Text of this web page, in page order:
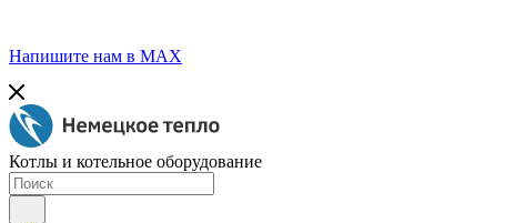
Напишите нам в МАХ
Котлы и котельное оборудование